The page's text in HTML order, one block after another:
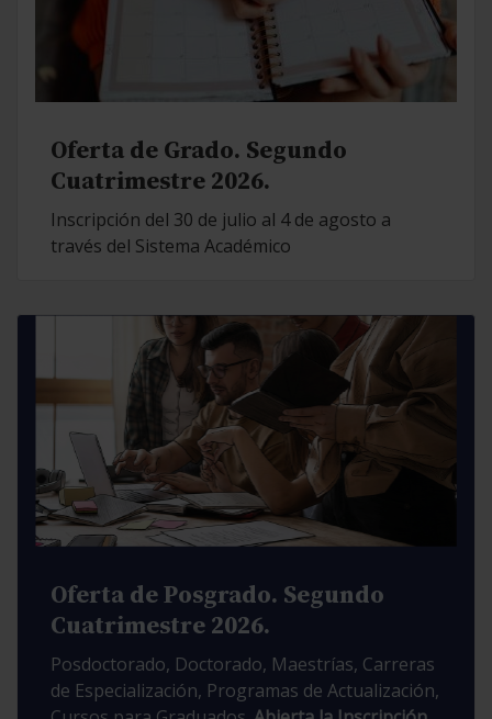
Oferta de Grado. Segundo
Cuatrimestre 2026.
Inscripción del 30 de julio al 4 de agosto a
través del Sistema Académico
Oferta de Posgrado. Segundo
Cuatrimestre 2026.
Posdoctorado, Doctorado, Maestrías, Carreras
de Especialización, Programas de Actualización,